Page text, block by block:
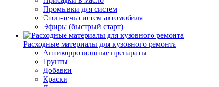
Промывки для систем
Стоп-течь систем автомобиля
Эфиры (быстрый старт)
Расходные материалы для кузовного ремонта
Антикоррозионные препараты
Грунты
Добавки
Краски